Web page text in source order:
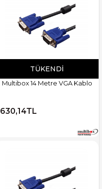
TÜKENDI
Multibox 14 Metre VGA Kablo
630,14TL